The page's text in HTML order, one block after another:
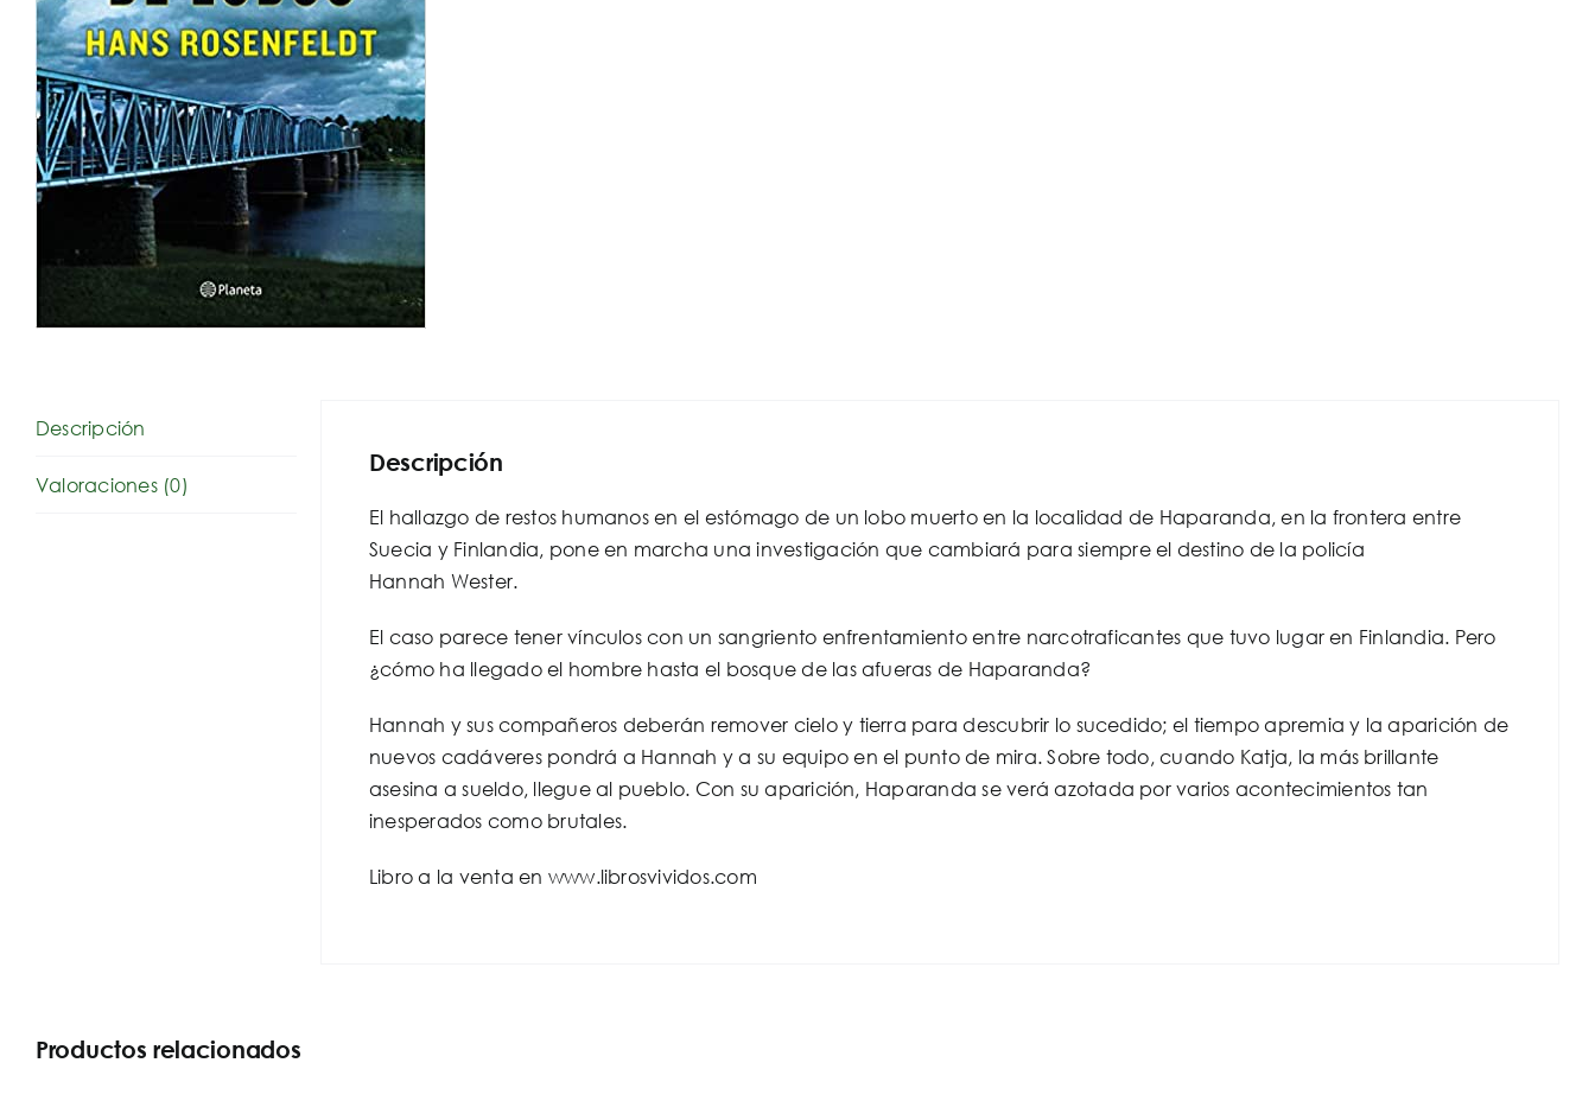
Descripción
Valoraciones (0)
Descripción
El hallazgo de restos humanos en el estómago de un lobo muerto en la localidad de Haparanda, en la frontera entre
Suecia y Finlandia, poneen marcha una investigación que cambiará para siempre el destino de la policía
Hannah Wester.
El caso parece tener vínculos con un sangriento enfrentamiento entre narcotraficantes que tuvo lugar en Finlandia. Pero
¿cómo ha llegado el hombre hasta el bosque de las afueras de Haparanda?
Hannah y sus compañeros deberán remover cielo y tierra para descubrir lo sucedido; el tiempo apremia y la aparición de
nuevos cadáveres pondrá a Hannah y a su equipo en el punto de mira. Sobre todo,cuando Katja, la más brillante
asesina a sueldo, llegue al pueblo. Con su aparición, Haparanda se verá azotada por varios acontecimientos tan
inesperados como brutales.
Libro a la venta en www.librosvividos.com
Productos relacionados